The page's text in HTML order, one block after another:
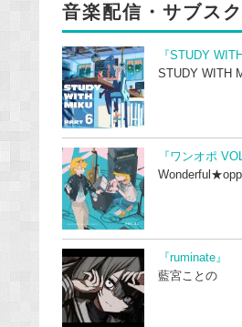
音楽配信・サブスク
『STUDY
STUDY WITH
『ワンオポ
『ruminate』
藍宮ことの